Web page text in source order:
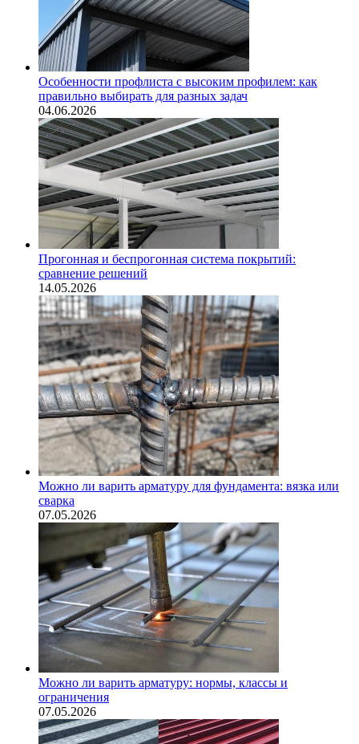
Особенности профлиста с высоким профилем: как
правильно выбирать для разных задач
04.06.2026
Прогонная и беспрогонная система покрытий:
сравнение решений
14.05.2026
Можно ли варить арматуру для фундамента: вязка или
сварка
07.05.2026
Можно ли варить арматуру: нормы, классы и
ограничения
07.05.2026